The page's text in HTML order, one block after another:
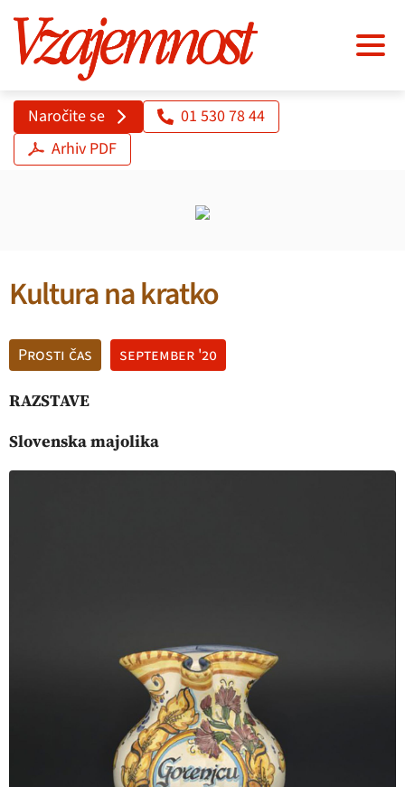
Naročite se
01 530 78 44
Arhiv PDF
Kultura na kratko
Prosti čas
september '20
RAZSTAVE
Slovenska majolika